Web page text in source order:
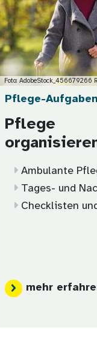
Foto: AdobeStock_456679266
Pflege-
Pflege
Ambulante
Tages- und
Checklisten
mehr